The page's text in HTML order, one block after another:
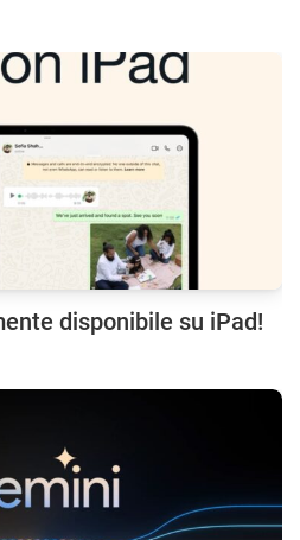
disponibile su iPad!